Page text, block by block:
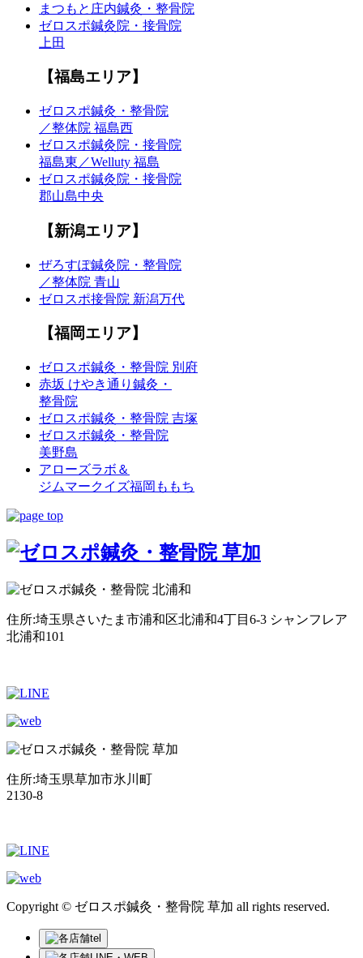
まつもと庄内鍼灸・整骨院
ゼロスポ鍼灸院・接骨院
上田
【福島エリア】
ゼロスポ鍼灸・整骨院
／整体院 福島西
ゼロスポ鍼灸院・接骨院
福島東／Welluty 福島
ゼロスポ鍼灸院・接骨院
郡山島中央
【新潟エリア】
ぜろすぽ鍼灸院・整骨院
／整体院 青山
ゼロスポ接骨院 新潟万代
【福岡エリア】
ゼロスポ鍼灸・整骨院 別府
赤坂 けやき通り鍼灸・
整骨院
ゼロスポ鍼灸・整骨院 吉塚
ゼロスポ鍼灸・整骨院
美野島
アローズラボ＆
ジムマークイズ福岡ももち
住所:埼玉県さいたま市浦和区北浦和4丁目6-3 シャンフレア
北浦和101
住所:埼玉県草加市氷川町
2130-8
Copyright © ゼロスポ鍼灸・整骨院 草加 all rights reserved.